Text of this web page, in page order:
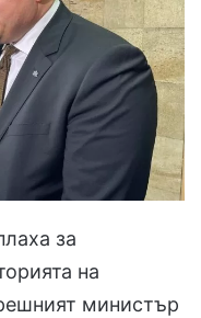
за
на
министър